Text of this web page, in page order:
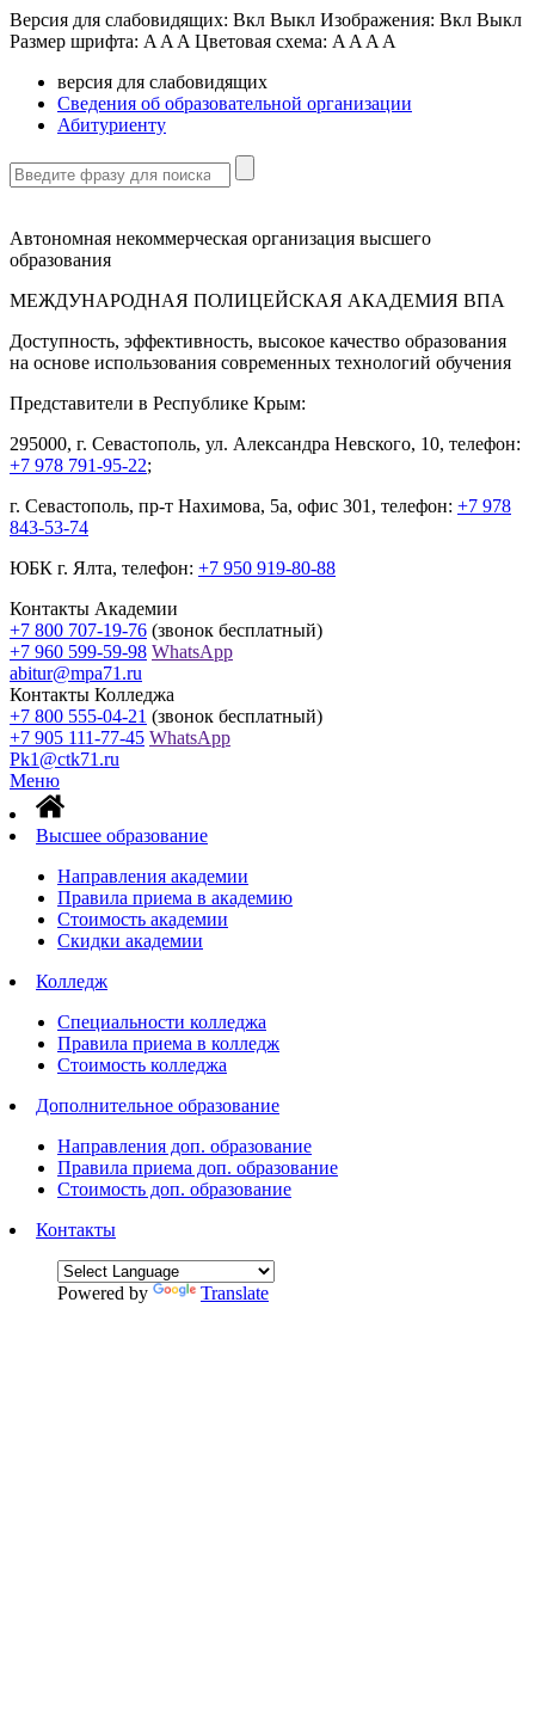
Версия для слабовидящих: Вкл Выкл Изображения: Вкл Выкл
Размер шрифта: A A A Цветовая схема: A A A A
версия для слабовидящих
Сведения об образовательной организации
Абитуриенту
Автономная некоммерческая организация высшего
образования
МЕЖДУНАРОДНАЯ ПОЛИЦЕЙСКАЯ АКАДЕМИЯ ВПА
Доступность, эффективность, высокое качество образования
на основе использования современных технологий обучения
Представители в Республике Крым:
295000, г. Севастополь, ул. Александра Невского, 10, телефон:
+7 978 791-95-22;
г. Севастополь, пр-т Нахимова, 5а, офис 301, телефон: +7 978
843-53-74
ЮБК г. Ялта, телефон: +7 950 919-80-88
Контакты Академии
+7 800 707-19-76 (звонок бесплатный)
+7 960 599-59-98 WhatsApp
abitur@mpa71.ru
Контакты Колледжа
+7 800 555-04-21 (звонок бесплатный)
+7 905 111-77-45 WhatsApp
Pk1@ctk71.ru
Меню
Высшее образование
Направления академии
Правила приема в академию
Стоимость академии
Скидки академии
Колледж
Специальности колледжа
Правила приема в колледж
Стоимость колледжа
Дополнительное образование
Направления доп. образование
Правила приема доп. образование
Стоимость доп. образование
Контакты
Powered by Translate